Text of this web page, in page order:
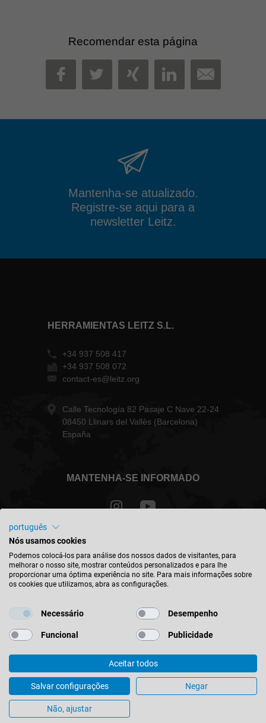
Recomendar esta página
FACEBOOK
TWITTER
XINGLINKEDIN
MAIL
Mantenha-se atualizado.
Registre-se aqui para a
newsletter Leitz.
HERRAMIENTAS LEITZ S.L.
+34 937 508 417
+34 937 508 072
contact-es@leitz.org
Calle Tecnología 82 Pasaje C Nave 22-24
08450 Llinars del Vallès (Barcelona)
España
MANTENHA-SE INFORMADO
ENCONTRAR A LOCALIZAÇÃO
© 2026 Leitz GmbH & Co. KG
Impresso
Contato
Política de privacidade
Condições gerais de venda
Política de Redes Sociales
Definições de cookies
português
Nós usamos cookies
Podemos colocá-los para análise dos nossos dados de visitantes, para
melhorar o nosso site, mostrar conteúdos personalizados e para lhe
proporcionar uma óptima experiência no site. Para mais informações sobre
os cookies que utilizamos, abra as configurações.
Necessário Desempenho
Funcional Publicidade
Aceitar todos
Salvar configurações Negar
Não, ajustar